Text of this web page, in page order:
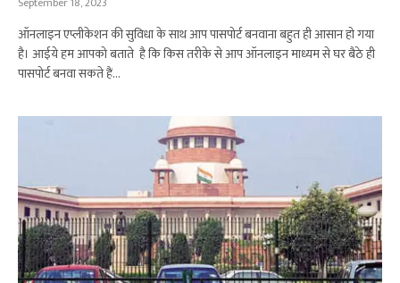
ऑनलाइन एप्लीकेशन की सुविधा के साथ आप पासपोर्ट बनवाना बहुत ही आसान हो गया
है। आईये हम आपको बताते है कि किस तरीके से आप ऑनलाइन माध्यम से घर बैठे ही
पासपोर्ट बनवा सकते हैं…